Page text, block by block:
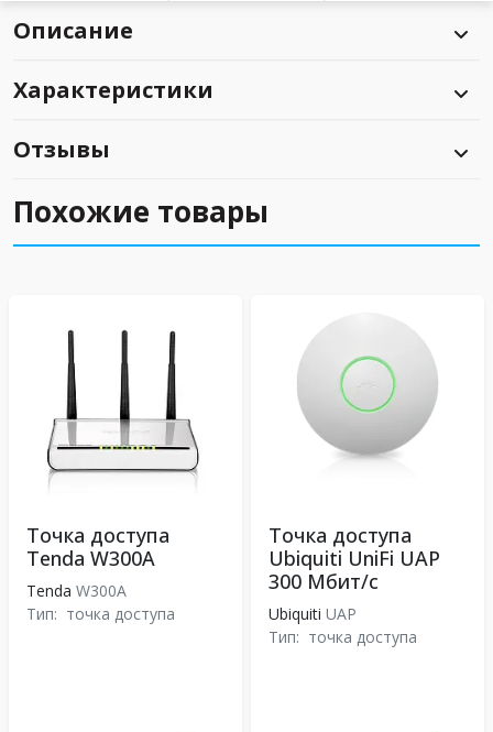
Описание
Характеристики
Отзывы
Похожие товары
Точка доступа
Tenda W300A
Tenda W300A
Тип: точка доступа
Точка доступа
Ubiquiti UniFi UAP
300 Мбит/с
Ubiquiti UAP
Тип: точка доступа